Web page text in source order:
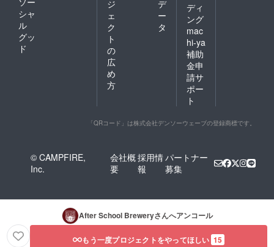
シャ
ル
グッ
ド
ジ
ェ
ク
ト
の
広
め
方
デ
ー
タ
ディ
ング
mac
hi-ya
補助
金申
請サ
ポー
ト
「QRコード」は株式会社デンソーウェーブの登録商標です。
© CAMPFIRE,
Inc.
会社概
要
採用情
報
パートナー
募集
After School Breweryさんへアンコール
もう一度プロジェクトをやってほしい 15